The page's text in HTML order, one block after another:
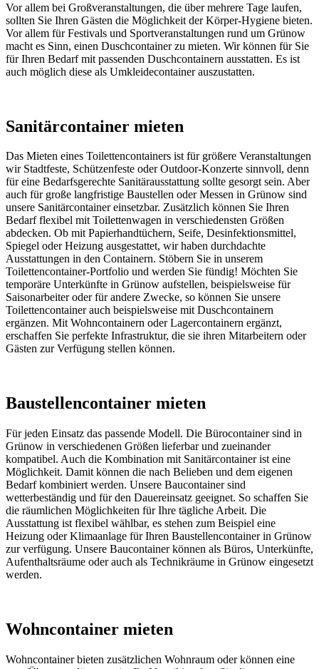
Vor allem bei Großveranstaltungen, die über mehrere Tage laufen,
sollten Sie Ihren Gästen die Möglichkeit der Körper-Hygiene bieten.
Vor allem für Festivals und Sportveranstaltungen rund um Grünow
macht es Sinn, einen Duschcontainer zu mieten. Wir können für Sie
für Ihren Bedarf mit passenden Duschcontainern ausstatten. Es ist
auch möglich diese als Umkleidecontainer auszustatten.
Sanitärcontainer mieten
Das Mieten eines Toilettencontainers ist für größere Veranstaltungen
wir Stadtfeste, Schützenfeste oder Outdoor-Konzerte sinnvoll, denn
für eine Bedarfsgerechte Sanitärausstattung sollte gesorgt sein. Aber
auch für große langfristige Baustellen oder Messen in Grünow sind
unsere Sanitärcontainer einsetzbar. Zusätzlich können Sie Ihren
Bedarf flexibel mit Toilettenwagen in verschiedensten Größen
abdecken. Ob mit Papierhandtüchern, Seife, Desinfektionsmittel,
Spiegel oder Heizung ausgestattet, wir haben durchdachte
Ausstattungen in den Containern. Stöbern Sie in unserem
Toilettencontainer-Portfolio und werden Sie fündig! Möchten Sie
temporäre Unterkünfte in Grünow aufstellen, beispielsweise für
Saisonarbeiter oder für andere Zwecke, so können Sie unsere
Toilettencontainer auch beispielsweise mit Duschcontainern
ergänzen. Mit Wohncontainern oder Lagercontainern ergänzt,
erschaffen Sie perfekte Infrastruktur, die sie ihren Mitarbeitern oder
Gästen zur Verfügung stellen können.
Baustellencontainer mieten
Für jeden Einsatz das passende Modell. Die Bürocontainer sind in
Grünow in verschiedenen Größen lieferbar und zueinander
kompatibel. Auch die Kombination mit Sanitärcontainer ist eine
Möglichkeit. Damit können die nach Belieben und dem eigenen
Bedarf kombiniert werden. Unsere Baucontainer sind
wetterbeständig und für den Dauereinsatz geeignet. So schaffen Sie
die räumlichen Möglichkeiten für Ihre tägliche Arbeit. Die
Ausstattung ist flexibel wählbar, es stehen zum Beispiel eine
Heizung oder Klimaanlage für Ihren Baustellencontainer in Grünow
zur verfügung. Unsere Baucontainer können als Büros, Unterkünfte,
Aufenthaltsräume oder auch als Technikräume in Grünow eingesetzt
werden.
Wohncontainer mieten
Wohncontainer bieten zusätzlichen Wohnraum oder können eine